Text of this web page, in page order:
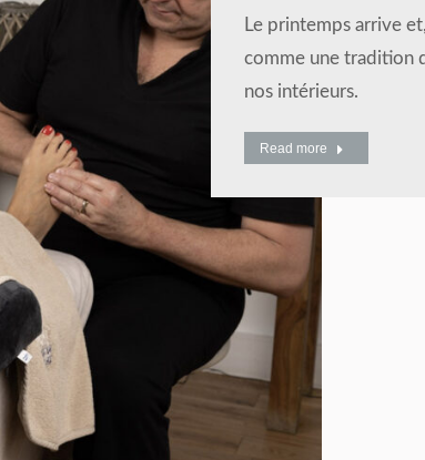
Le printemps arrive
comme une tradition
nos intérieurs.
Read more